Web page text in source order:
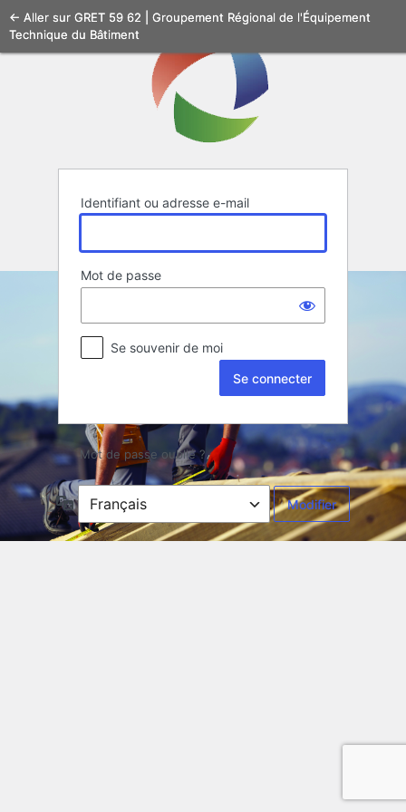
Se
connecter
Identifiant ou adresse e-mail
Mot de passe
Se souvenir de moi
Mot de passe oublié ?
← Aller sur GRET 59 62 | Groupement Régional de l'Équipement
Technique du Bâtiment
Langue